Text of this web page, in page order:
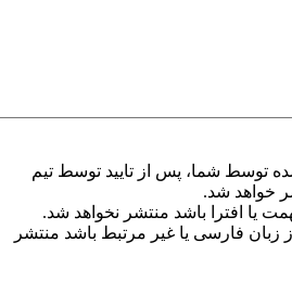
توسط شما، پس از تایید توسط تیم
خواهد شد.
یا افترا باشد منتشر نخواهد شد.
زبان فارسی یا غیر مرتبط باشد منتشر